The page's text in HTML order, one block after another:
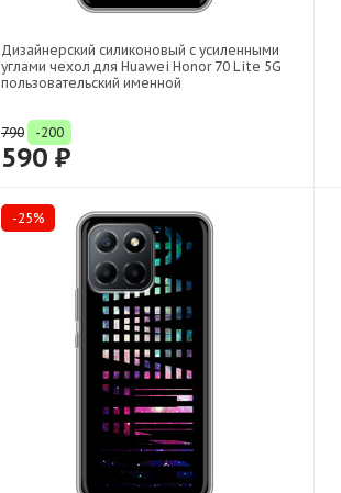
Дизайнерский силиконовый с усиленными
углами чехол для Huawei Honor 70 Lite 5G
пользовательский именной
790 -200
590 ₽
-25%